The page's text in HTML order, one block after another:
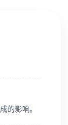
的影响。